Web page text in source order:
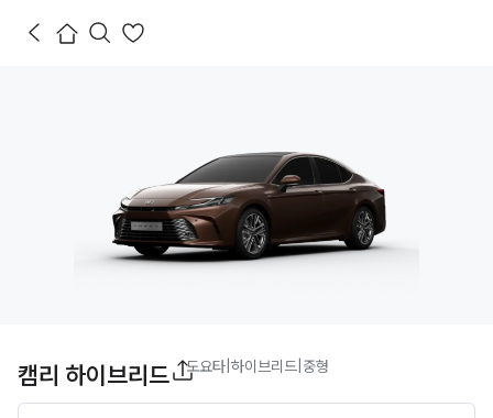
캠리 하이브리드 도요타 |하이브리드 중형